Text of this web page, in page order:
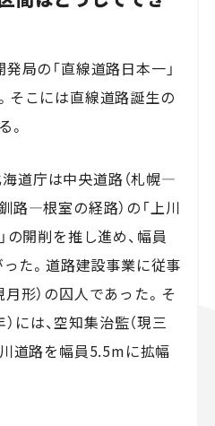
局の「直線道路日本一」
そこには直線道路誕生の
。
海道庁は中央道路（札幌―
―根室の経路）の「上川
の開削を推し進め、幅員
た。道路建設事業に従事
形）の囚人であった。そ
には、空知集治監（現三
道路を幅員5.5mに拡幅